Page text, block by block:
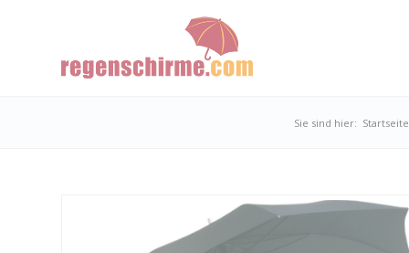
Sie sind hier: Startseite